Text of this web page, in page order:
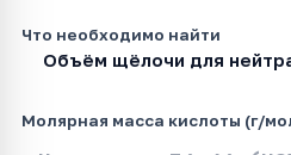
Что необходимо найти
Молярная масса кислоты (г/